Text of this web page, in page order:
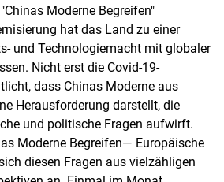
Moderne Begreifen"
hat das Land zu einer
und Technologiemacht mit globaler
Nicht erst die Covid-19-
dass Chinas Moderne aus
Herausforderung darstellt, die
und politische Fragen aufwirft.
Moderne Begreifen— Europäische
diesen Fragen aus vielzähligen